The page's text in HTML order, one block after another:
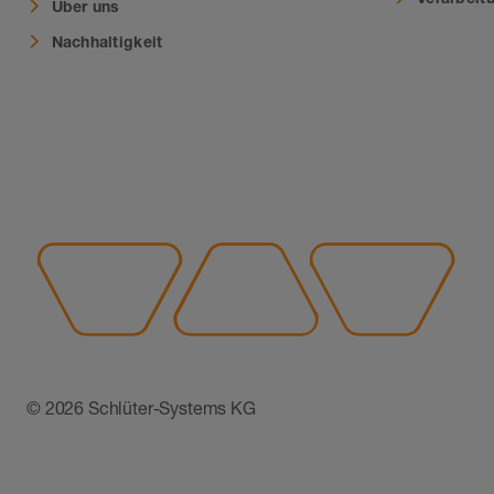
Über uns
Nachhaltigkeit
© 2026 Schlüter-Systems KG